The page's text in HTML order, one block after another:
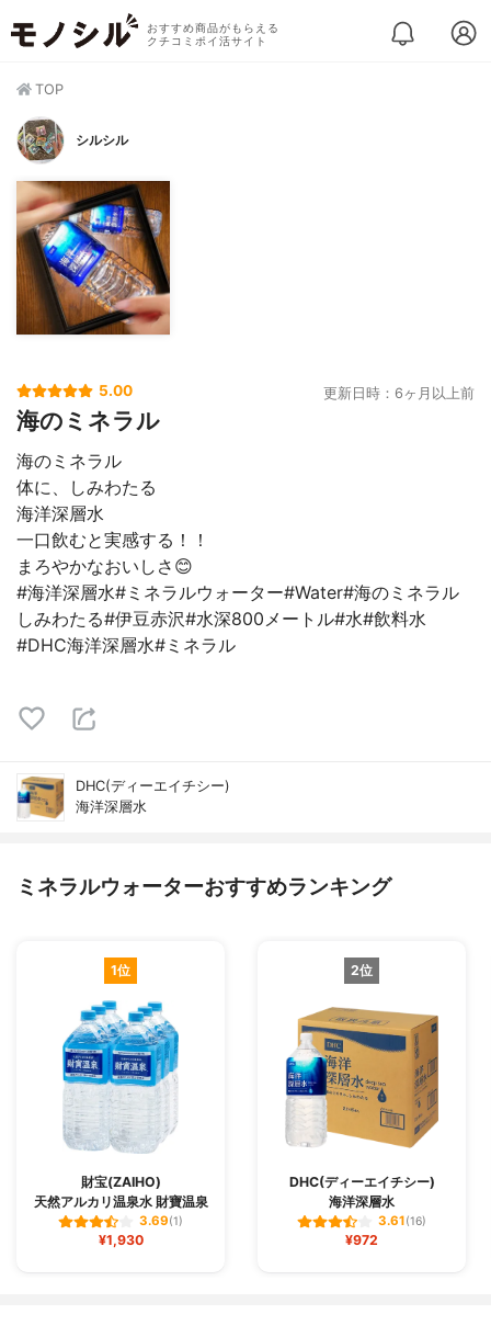
おすすめ商品がもらえる
クチコミポイ活サイト
TOP
シルシル
5.00 更新日時：6ヶ月以上前
海のミネラル
海のミネラル
体に、しみわたる
海洋深層水
一口飲むと実感する！！
まろやかなおいしさ😊
#海洋深層水#ミネラルウォーター#Water#海のミネラル
しみわたる#伊豆赤沢#水深800メートル#水#飲料水
#DHC海洋深層水#ミネラル
DHC(ディーエイチシー)
海洋深層水
ミネラルウォーターおすすめランキング
1位
財宝(ZAIHO)
天然アルカリ温泉水 財寶温泉
3.69(1)
¥1,930
2位
DHC(ディーエイチシー)
海洋深層水
3.61(16)
¥972